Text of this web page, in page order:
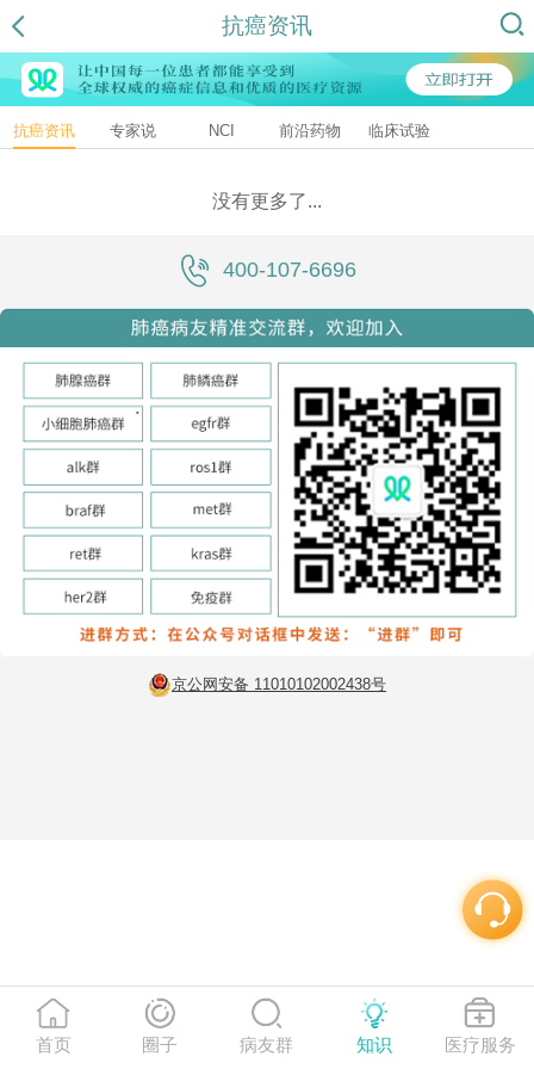
抗癌资讯
抗癌资讯 专家说 NCI 前沿药物 临床试验
没有更多了...
400-107-6696
京公网安备 11010102002438号
首页 圈子 病友群 知识 医疗服务